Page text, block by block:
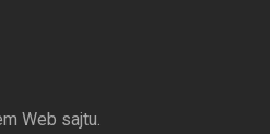
Web sajtu.